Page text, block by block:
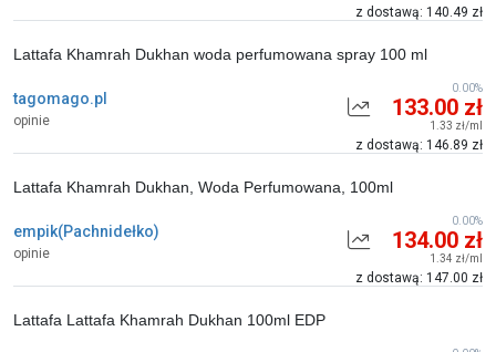
z dostawą: 140.49 zł
tagomago.pl
opinie
Lattafa Khamrah Dukhan woda perfumowana spray 100 ml
133.00 zł
1.33 zł/ml
z dostawą: 146.89 zł
0.00%
empik(Pachnidełko)
opinie
Lattafa Khamrah Dukhan, Woda Perfumowana, 100ml
134.00 zł
1.34 zł/ml
z dostawą: 147.00 zł
0.00%
Lattafa Lattafa Khamrah Dukhan 100ml EDP